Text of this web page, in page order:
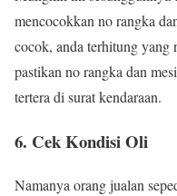
mencocokkan no rangka
cocok, anda terhitung yang
pastikan no rangka dan
tertera di surat kendaraan.
6. Cek Kondisi Oli
Namanya orang jualan